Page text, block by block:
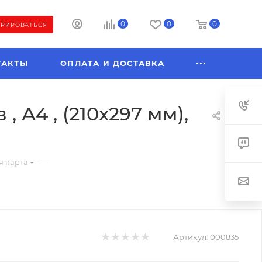
0 0 0
ОПЛАТА И ДОСТАВКА
А4 , (210х297 мм),
карта —
Артикул: 000835